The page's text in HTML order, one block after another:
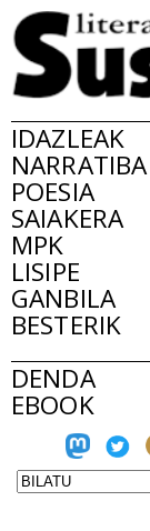
IDAZLEAK
NARRATIBA
POESIA
SAIAKERA
MPK
LISIPE
GANBILA
BESTERIK
DENDA
EBOOK